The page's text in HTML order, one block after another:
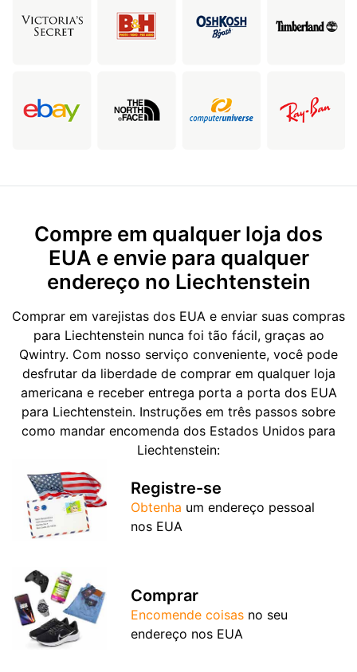
Compre em qualquer loja dos
EUA e envie para qualquer
endereço no Liechtenstein
Comprar em varejistas dos EUA e enviar suas compras
para Liechtenstein nunca foi tão fácil, graças ao
Qwintry. Com nosso serviço conveniente, você pode
desfrutar da liberdade de comprar em qualquer loja
americana e receber entrega porta a porta dos EUA
para Liechtenstein. Instruções em três passos sobre
como mandar encomenda dos Estados Unidos para
Liechtenstein:
Registre-se
Obtenha um endereço pessoal
nos EUA
Comprar
Encomende coisas no seu
endereço nos EUA